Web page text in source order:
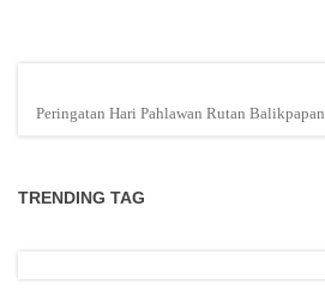
Peringatan Hari Pahlawan Rutan Balikpapan
TRENDING TAG